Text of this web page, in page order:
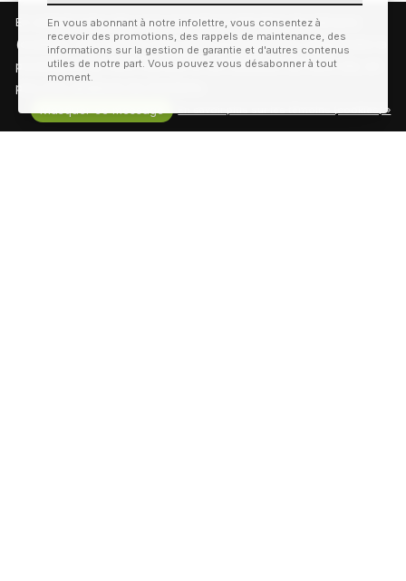
EVO Chambre à air Presta
(20'' x 1.25-1.50) 48mm
9,99$CA
Evo
EVO SV chambre à air
Schrader (18 x 1,75-2,125'',
Ajouter au panier
En vous abonnant à notre infolettre, vous consentez à
recevoir des promotions, des rappels de maintenance, des
informations sur la gestion de garantie et d'autres contenus
utiles de notre part. Vous pouvez vous désabonner à tout
moment.
En visitant notre site, vous acceptez l'utilisation des témoins
(cookies). Ces derniers nous permettent de mieux comprendre la
provenance de notre clientèle et son utilisation de notre site, en
plus d'en améliorer les fonctions.
Masquer ce message
En savoir plus sur les témoins (cookies) »